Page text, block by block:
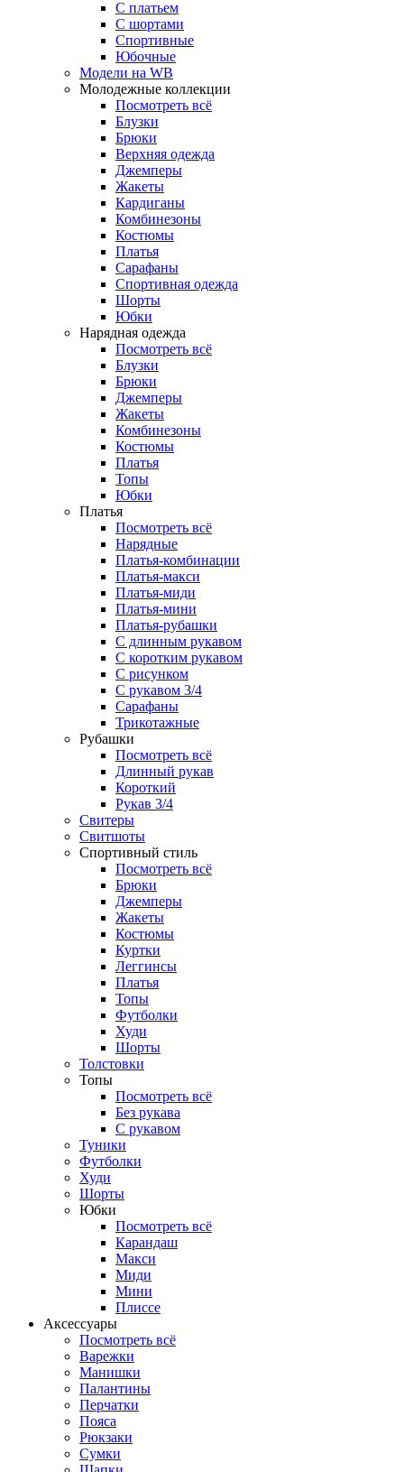
С платьем
С шортами
Спортивные
Юбочные
Модели на WB
Молодежные коллекции
Посмотреть всё
Блузки
Брюки
Верхняя одежда
Джемперы
Жакеты
Кардиганы
Комбинезоны
Костюмы
Платья
Сарафаны
Спортивная одежда
Шорты
Юбки
Нарядная одежда
Посмотреть всё
Блузки
Брюки
Джемперы
Жакеты
Комбинезоны
Костюмы
Платья
Топы
Юбки
Платья
Посмотреть всё
Нарядные
Платья-комбинации
Платья-макси
Платья-миди
Платья-мини
Платья-рубашки
С длинным рукавом
С коротким рукавом
С рисунком
С рукавом 3/4
Сарафаны
Трикотажные
Рубашки
Посмотреть всё
Длинный рукав
Короткий
Рукав 3/4
Свитеры
Свитшоты
Спортивный стиль
Посмотреть всё
Брюки
Джемперы
Жакеты
Костюмы
Куртки
Леггинсы
Платья
Топы
Футболки
Худи
Шорты
Толстовки
Топы
Посмотреть всё
Без рукава
С рукавом
Туники
Футболки
Худи
Шорты
Юбки
Посмотреть всё
Карандаш
Макси
Миди
Мини
Плиссе
Аксессуары
Посмотреть всё
Варежки
Манишки
Палантины
Перчатки
Пояса
Рюкзаки
Сумки